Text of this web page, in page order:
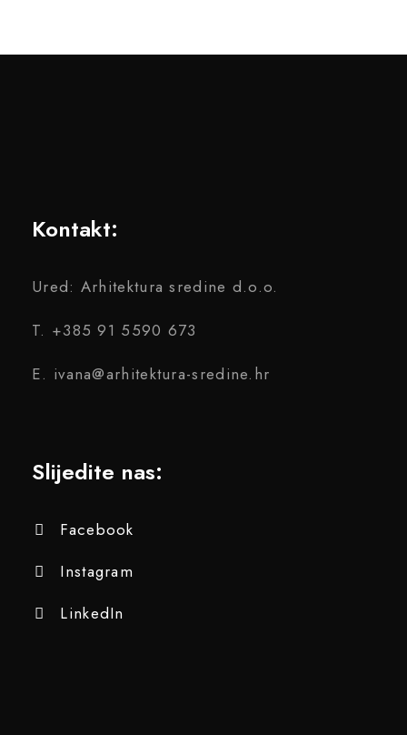
Kontakt:
Ured: Arhitektura sredine d.o.o.
T. +385 91 5590 673
E. ivana@arhitektura-sredine.hr
Slijedite nas:
Facebook
Instagram
LinkedIn